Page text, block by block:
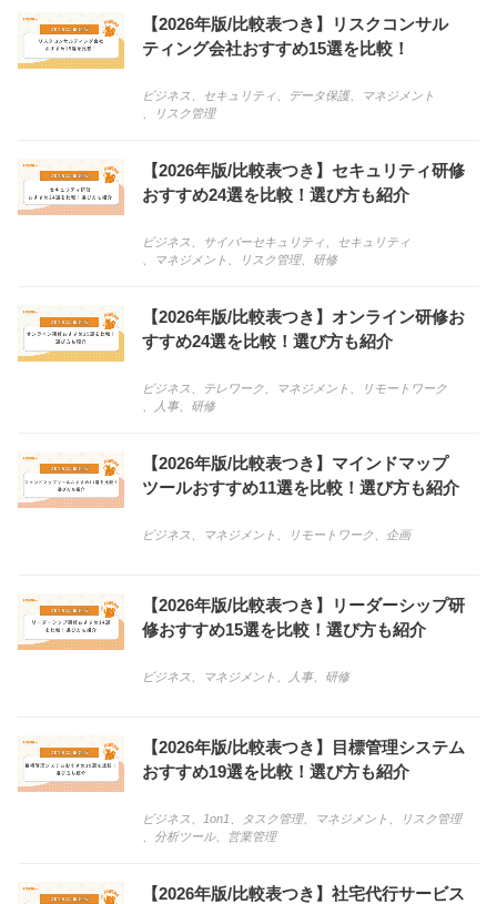
【2026年版/比較表つき】リスクコンサル
ティング会社おすすめ15選を比較！
ビジネス セキュリティ データ保護、
マネジメント
リスク管理
【2026年版/比較表つき】セキュリティ研修
おすすめ24選を比較！選び方も紹介
ビジネス サイバーセキュリティ
セキュリティ
マネジメント リスク管理、 研修
【2026年版/比較表つき】オンライン研修お
すすめ24選を比較！選び方も紹介
ビジネス テレワーク マネジメント
リモートワーク
人事、 研修
【2026年版/比較表つき】マインドマップ
ツールおすすめ11選を比較！選び方も紹介
ビジネス マネジメント リモートワーク 企画
【2026年版/比較表つき】リーダーシップ研
修おすすめ15選を比較！選び方も紹介
ビジネス マネジメント 人事、 研修
【2026年版/比較表つき】目標管理システム
おすすめ19選を比較！選び方も紹介
ビジネス 1on1 タスク管理、 マネジメント
リスク管理
分析ツール、 営業管理
【2026年版/比較表つき】社宅代行サービス